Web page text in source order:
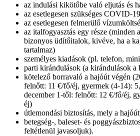
az indulási kikötőbe való eljutás és
az esetlegesen szükséges COVID-
az esetlegesen felmerülő
az italfogyasztás egy része (minden
bizonyos üdítőitalok, kivéve, ha a
tartalmaz)
személyes kiadások (pl. telefon,
parti kirándulások (a kirándulások a
kötelező borravaló a hajóút végén
felnőtt: 11 €/fő/éj, gyermek (4-14):
december 1-től: felnőtt: 12 €/fő/éj,
éj)
útlemondási biztosítás, mely a
betegség-, baleset- és
feltétlenül javasoljuk).